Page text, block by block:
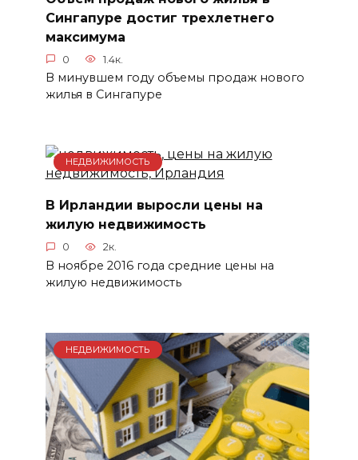
Сингапуре достиг трехлетнего
максимума
0 1.4к.
В минувшем году объемы продаж нового
жилья в Сингапуре
НЕДВИЖИМОСТЬ
В Ирландии выросли цены на
жилую недвижимость
0 2к.
В ноябре 2016 года средние цены на
жилую недвижимость
НЕДВИЖИМОСТЬ